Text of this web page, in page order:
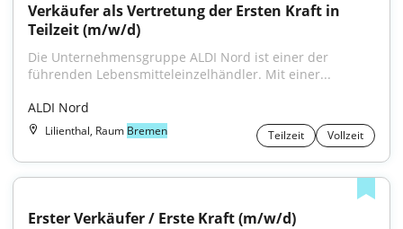
Verkäufer als Vertretung der Ersten Kraft in
Teilzeit (m/w/d)
Die Unternehmensgruppe ALDI Nord ist einer der
führenden Lebensmitteleinzelhändler. Mit einer...
ALDI Nord
Lilienthal, Raum Bremen Teilzeit Vollzeit
Erster Verkäufer / Erste Kraft (m/w/d)